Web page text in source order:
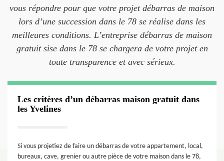
vous répondre pour que votre projet débarras de maison
lors d’une succession dans le 78 se réalise dans les
meilleures conditions. L’entreprise débarras de maison
gratuit sise dans le 78 se chargera de votre projet en
toute transparence et avec sérieux.
Les critères d’un débarras maison gratuit dans
les Yvelines
Si vous projetiez de faire un débarras de votre appartement, local,
bureaux, cave, grenier ou autre pièce de votre maison dans le 78,